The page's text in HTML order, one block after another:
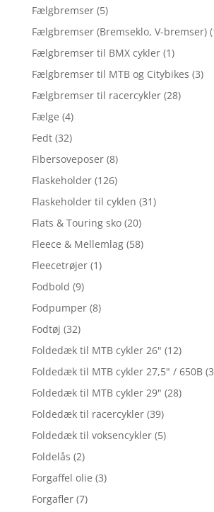
Fælgbremser (5)
Fælgbremser (Bremseklo, V-bremser)
Fælgbremser til BMX cykler (1)
Fælgbremser til MTB og Citybikes (3)
Fælgbremser til racercykler (28)
Fælge (4)
Fedt (32)
Fibersoveposer (8)
Flaskeholder (126)
Flaskeholder til cyklen (31)
Flats & Touring sko (20)
Fleece & Mellemlag (58)
Fleecetrøjer (1)
Fodbold (9)
Fodpumper (8)
Fodtøj (32)
Foldedæk til MTB cykler 26" (12)
Foldedæk til MTB cykler 27,5" / 650B
Foldedæk til MTB cykler 29" (28)
Foldedæk til racercykler (39)
Foldedæk til voksencykler (5)
Foldelås (2)
Forgaffel olie (3)
Forgafler (7)